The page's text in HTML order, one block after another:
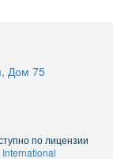
Дом 75
по лицензии